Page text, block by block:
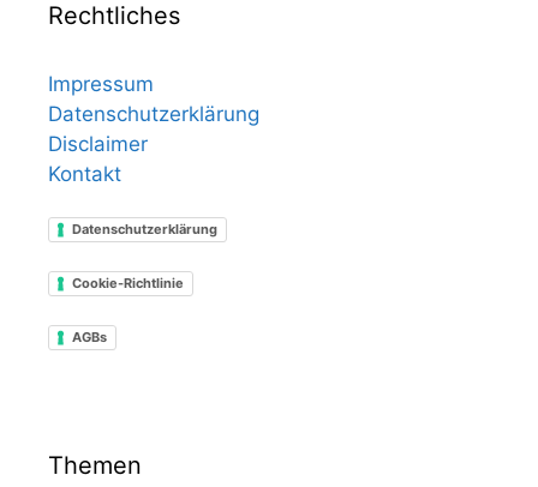
Rechtliches
Impressum
Datenschutzerklärung
Disclaimer
Kontakt
Datenschutzerklärung
Cookie-Richtlinie
AGBs
Themen